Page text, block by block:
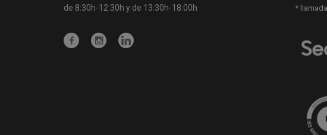
de 8:30h-12:30h y de 13:30h-18:00h
*